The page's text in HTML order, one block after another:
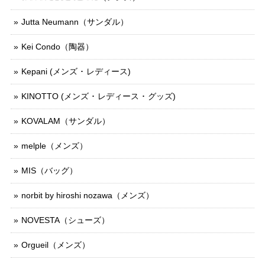
Jutta Neumann（サンダル）
Kei Condo（陶器）
Kepani (メンズ ･ レディース)
KINOTTO (メンズ ･ レディース ･ グッズ)
KOVALAM（サンダル）
melple（メンズ）
MIS（バッグ）
norbit by hiroshi nozawa（メンズ）
NOVESTA（シューズ）
Orgueil（メンズ）